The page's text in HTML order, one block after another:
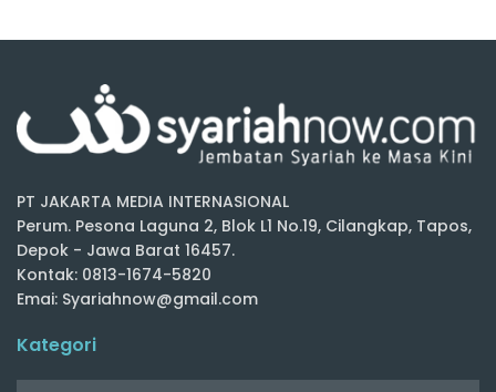
PT JAKARTA MEDIA INTERNASIONAL
Perum. Pesona Laguna 2, Blok L1 No.19, Cilangkap, Tapos,
Depok - Jawa Barat 16457.
Kontak: 0813-1674-5820
Emai: Syariahnow@gmail.com
Kategori